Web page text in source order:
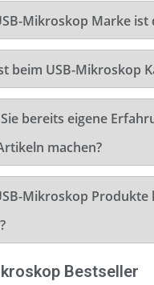
Mikroskop Marke ist
beim USB-Mikroskop
bereits eigene
machen?
Mikroskop
Bestseller